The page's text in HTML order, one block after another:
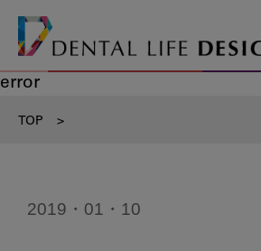
error
TOP >
2019・01・10